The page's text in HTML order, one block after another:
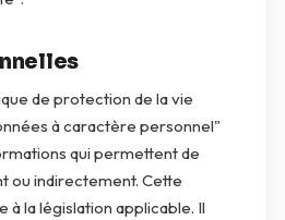
de protection de la vie
à caractère personnel"
qui permettent de
ou indirectement. Cette
la législation applicable. Il